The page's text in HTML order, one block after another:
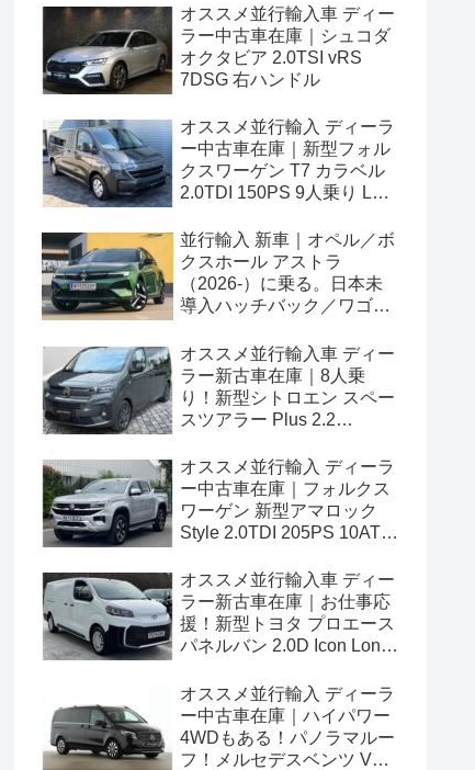
オススメ並行輸入車 ディー
ラー中古車在庫｜シュコダ
オクタビア 2.0TSI vRS
7DSG 右ハンドル
オススメ並行輸入 ディーラ
ー中古車在庫｜新型フォル
クスワーゲン T7 カラベル
2.0TDI 150PS 9人乗り LWB
並行輸入 新車｜オペル／ボ
クスホール アストラ
（2026-）に乗る。日本未
導入ハッチバック／ワゴン
情報。
オススメ並行輸入車 ディー
ラー新古車在庫｜8人乗
り！新型シトロエン スペー
スツアラー Plus 2.2
ドル
オススメ並行輸入 ディーラ
ー中古車在庫｜フォルクス
ワーゲン 新型アマロック
Style 2.0TDI 205PS 10AT
オススメ並行輸入車 ディー
ラー新古車在庫｜お仕事応
援！新型トヨタ プロエース
パネルバン 2.0D Icon Long
オススメ並行輸入 ディーラ
ー中古車在庫｜ハイパワー
4WDもある！パノラマルー
フ！メルセデスベンツ Vク